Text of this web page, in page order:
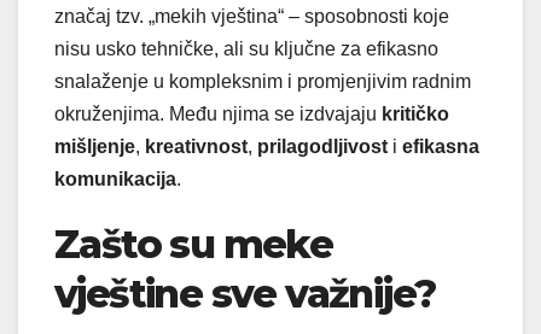
značaj tzv. „mekih vještina“ – sposobnosti koje
nisu usko tehničke, ali su ključne za efikasno
snalaženje u kompleksnim i promjenjivim radnim
okruženjima. Među njima se izdvajaju kritičko
mišljenje, kreativnost, prilagodljivost i efikasna
komunikacija.
Zašto su meke
vještine sve važnije?